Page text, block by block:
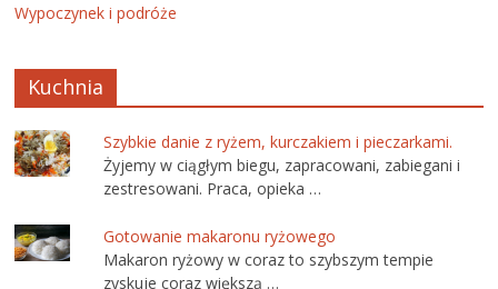
Wypoczynek i podróże
Kuchnia
Szybkie danie z ryżem, kurczakiem i pieczarkami.
Żyjemy w ciągłym biegu, zapracowani, zabiegani i
zestresowani. Praca, opieka …
Gotowanie makaronu ryżowego
Makaron ryżowy w coraz to szybszym tempie
zyskuje coraz większą …